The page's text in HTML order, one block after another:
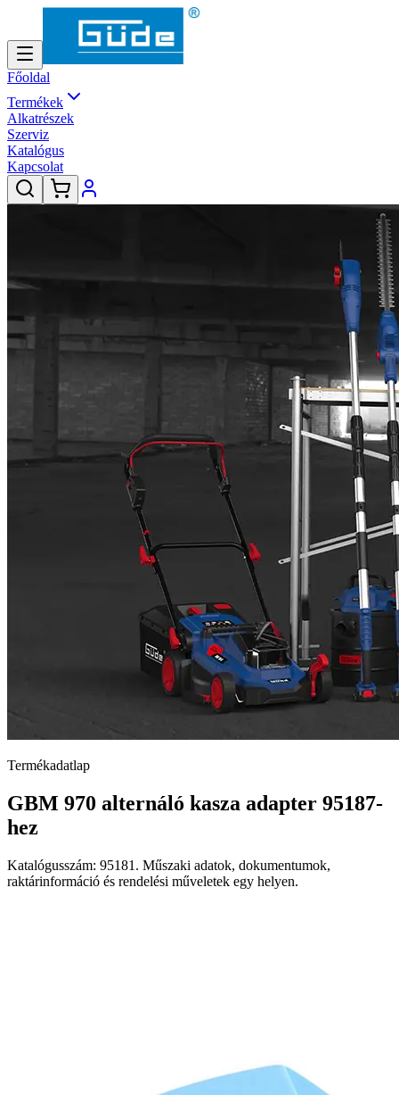
Főoldal
Termékek
Alkatrészek
Szerviz
Katalógus
Kapcsolat
Termékadatlap
GBM 970 alternáló kasza adapter 95187-
hez
Katalógusszám: 95181. Műszaki adatok, dokumentumok,
raktárinformáció és rendelési műveletek egy helyen.